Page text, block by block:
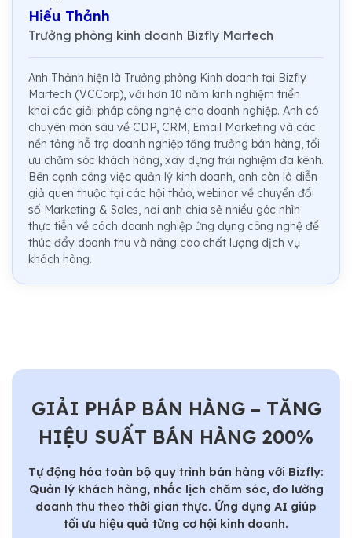
Hiếu Thảnh
Trưởng phòng kinh doanh Bizfly Martech
Anh Thảnh hiện là Trưởng phòng Kinh doanh tại Bizfly
Martech (VCCorp), với hơn 10 năm kinh nghiệm triển
khai các giải pháp công nghệ cho doanh nghiệp. Anh có
chuyên môn sâu về CDP, CRM, Email Marketing và các
nền tảng hỗ trợ doanh nghiệp tăng trưởng bán hàng, tối
ưu chăm sóc khách hàng, xây dựng trải nghiệm đa kênh.
Bên cạnh công việc quản lý kinh doanh, anh còn là diễn
giả quen thuộc tại các hội thảo, webinar về chuyển đổi
số Marketing & Sales, nơi anh chia sẻ nhiều góc nhìn
thực tiễn về cách doanh nghiệp ứng dụng công nghệ để
thúc đẩy doanh thu và nâng cao chất lượng dịch vụ
khách hàng.
GIẢI PHÁP BÁN HÀNG – TĂNG
HIỆU SUẤT BÁN HÀNG 200%
Tự động hóa toàn bộ quy trình bán hàng với Bizfly:
Quản lý khách hàng, nhắc lịch chăm sóc, đo lường
doanh thu theo thời gian thực. Ứng dụng AI giúp
tối ưu hiệu quả từng cơ hội kinh doanh.